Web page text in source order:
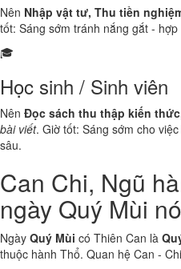
Nên Nhập vật tư, Thu tiền
tốt: Sáng sớm tránh nắng gắt -
🎓
Học sinh / Sinh viên
Nên Đọc sách thu thập kiến
bài viết. Giờ tốt: Sáng sớm cho
sâu.
Can Chi, Ngũ
ngày Quý Mùi
Ngày Quý Mùi có Thiên Can là
thuộc hành Thổ. Quan hệ Can -